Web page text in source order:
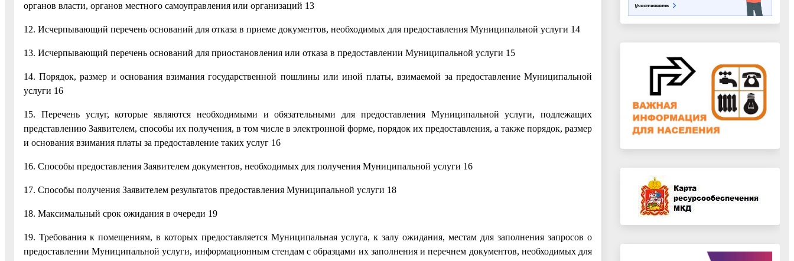
органов власти, органов местного самоуправления или организаций 13
12. Исчерпывающий перечень оснований для отказа в приеме документов, необходимых для предоставления Муниципальной услуги 14
13. Исчерпывающий перечень оснований для приостановления или отказа в предоставлении Муниципальной услуги 15
14. Порядок, размер и основания взимания государственной пошлины или иной платы, взимаемой за предоставление Муниципальной
услуги 16
15. Перечень услуг, которые являются необходимыми и обязательными для предоставления Муниципальной услуги, подлежащих
представлению Заявителем, способы их получения, в том числе в электронной форме, порядок их предоставления, а также порядок, размер
и основания взимания платы за предоставление таких услуг 16
16. Способы предоставления Заявителем документов, необходимых для получения Муниципальной услуги 16
17. Способы получения Заявителем результатов предоставления Муниципальной услуги 18
18. Максимальный срок ожидания в очереди 19
19. Требования к помещениям, в которых предоставляется Муниципальная услуга, к залу ожидания, местам для заполнения запросов о
предоставлении Муниципальной услуги, информационным стендам с образцами их заполнения и перечнем документов, необходимых для